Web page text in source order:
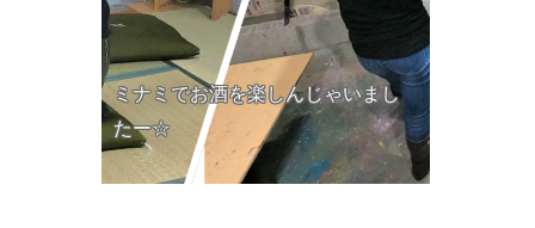
ミナミでお酒を楽しんじゃいまし
たー☆